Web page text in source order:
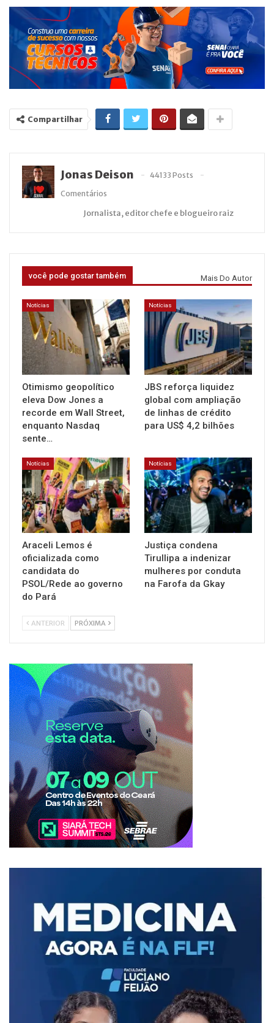
Compartilhar
Jonas Deison
44133 Posts
Comentários
Jornalista, editor chefe e blogueiro raiz
você pode gostar também Mais Do Autor
Notícias
Otimismo geopolítico
eleva Dow Jones a
recorde em Wall Street,
enquanto Nasdaq
sente…
Notícias
JBS reforça liquidez
global com ampliação
de linhas de crédito
para US$ 4,2 bilhões
Notícias
Araceli Lemos é
oficializada como
candidata do
PSOL/Rede ao governo
do Pará
Notícias
Justiça condena
Tirullipa a indenizar
mulheres por conduta
na Farofa da Gkay
ANTERIOR PRÓXIMA